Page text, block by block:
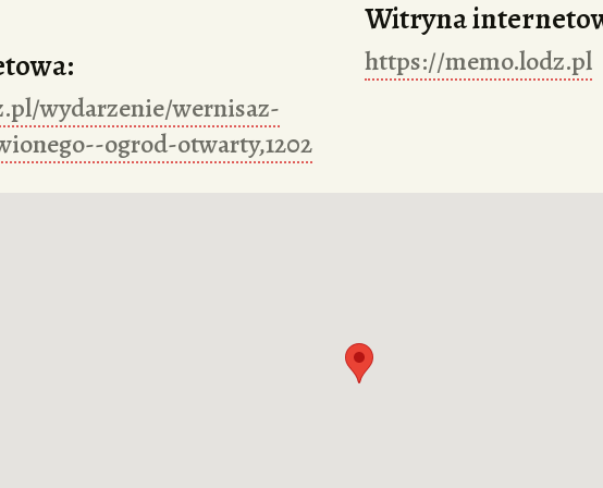
wydarzenie/wernisaz-
ogrod-otwarty,1202
Witryna
https://memo.lodz.pl